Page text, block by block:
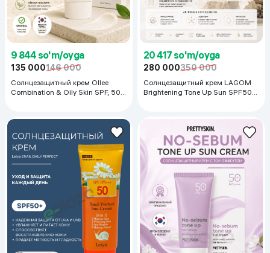
9 844 so'm/oyga
135 000146 000
Солнцезащитный крем Ollee
Combination & Oily Skin SPF, 50
20 417 so'm/oyga
280 000350 000
Солнцезащитный крем LAGOM
Brightening Tone Up Sun SPF50+